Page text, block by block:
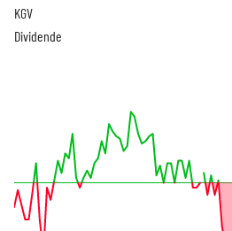
KGV
Dividende